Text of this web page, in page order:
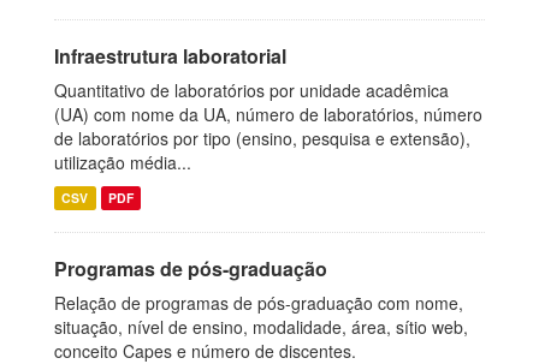
Infraestrutura laboratorial
Quantitativo de laboratórios por unidade acadêmica
(UA) com nome da UA, número de laboratórios, número
de laboratórios por tipo (ensino, pesquisa e extensão),
utilização média...
CSV PDF
Programas de pós-graduação
Relação de programas de pós-graduação com nome,
situação, nível de ensino, modalidade, área, sítio web,
conceito Capes e número de discentes.